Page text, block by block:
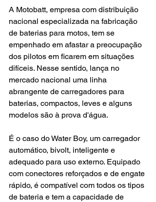
A Motobatt, empresa com distribuição
nacional especializada na fabricação
de baterias para motos, tem se
empenhado em afastar a preocupação
dos pilotos em ficarem em situações
difíceis. Nesse sentido, lança no
mercado nacional uma linha
abrangente de carregadores para
baterias, compactos, leves e alguns
modelos são à prova d'água.
É o caso do Water Boy, um carregador
automático, bivolt, inteligente e
adequado para uso externo. Equipado
com conectores reforçados e de engate
rápido, é compatível com todos os tipos
de bateria e tem a capacidade de